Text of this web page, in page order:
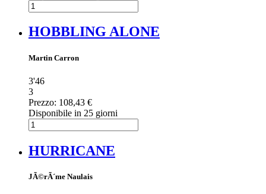
HOBBLING ALONE
Martin Carron
3'46
3
Prezzo: 108,43 €
Disponibile in 25 giorni
HURRICANE
JÃ©rÃ´me Naulais